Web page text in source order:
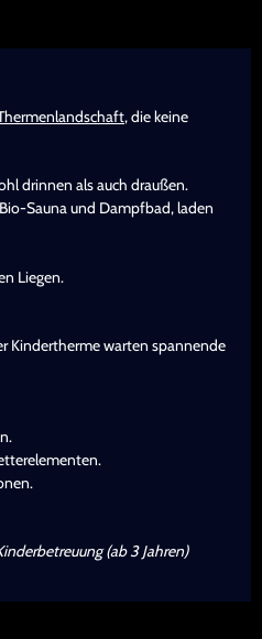
, die keine
drinnen als auch draußen.
Sauna und Dampfbad, laden
Liegen.
Kindertherme warten spannende
(ab 3 Jahren)